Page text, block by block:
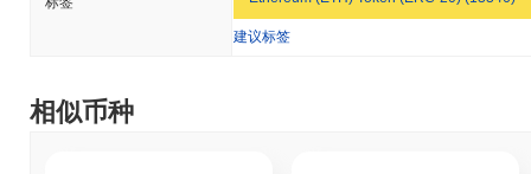
建议标签
相似币种